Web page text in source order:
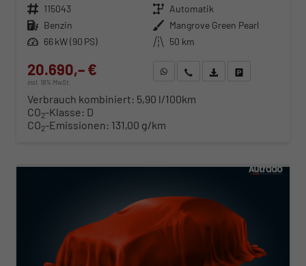
Fahrzeugnr. 115043 Getriebe Automatik
Kraftstoff Benzin Außenfarbe Mangrove Green Pearl
Leistung 66 kW (90 PS) Kilometerstand 50 km
20.690,– €
incl. 19% MwSt.
WhatsApp anfragen
Wir rufen Sie anFahrzeugexposé (PDF)
Verbrauch kombiniert: 5,90 l/100km
CO2-Klasse: D
CO2-Emissionen: 131,00 g/km